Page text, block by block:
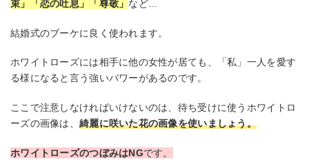
束」「恋の吐息」「尊敬」 など…
結婚式のブーケに良く使われます。
ホワイトローズには相手に他の女性が居ても、「私」一人を愛す
る様になると言う強いパワーがあるのです。
ここで注意しなければいけないのは、待ち受けに使うホワイトロ
ーズの画像は、 綺麗に咲いた花の画像を使いましょう。
ホワイトローズのつぼみはNGです。